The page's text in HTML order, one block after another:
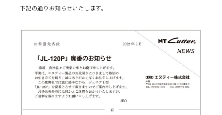
下記の通りお知らせいたします。